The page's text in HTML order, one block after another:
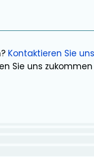
? Kontaktieren Sie uns
Sie uns